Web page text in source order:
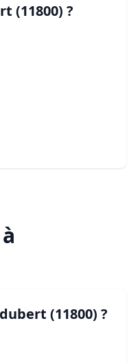
(11800) ?
(11800) ?